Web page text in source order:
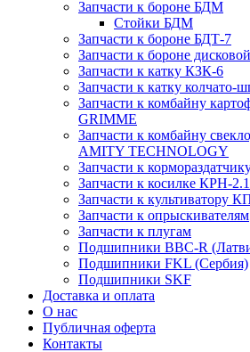
Запчасти к бороне БДМ
Стойки БДМ
Запчасти к бороне БДТ-7
Запчасти к бороне
Запчасти к катку КЗК-6
Запчасти к катку
Запчасти к комбайну
GRIMME
Запчасти к комбайну
AMITY TECHNOLOGY
Запчасти к
Запчасти к косилке КРН-2.1
Запчасти к культиватору
Запчасти к опрыскивателям
Запчасти к плугам
Подшипники BBC-R
Подшипники FKL (Сербия)
Подшипники SKF
Доставка и оплата
О нас
Публичная оферта
Контакты